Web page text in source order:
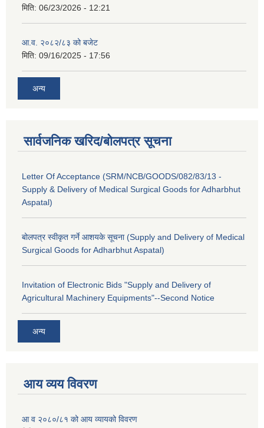
मिति: 06/23/2026 - 12:21
आ.व. २०८२/८३ को बजेट
मिति: 09/16/2025 - 17:56
अन्य
सार्वजनिक खरिद/बोलपत्र सूचना
Letter Of Acceptance (SRM/NCB/GOODS/082/83/13 -
Supply & Delivery of Medical Surgical Goods for Adharbhut
Aspatal)
बोलपत्र स्वीकृत गर्ने आशयके सूचना (Supply and Delivery of Medical
Surgical Goods for Adharbhut Aspatal)
Invitation of Electronic Bids "Supply and Delivery of
Agricultural Machinery Equipments"--Second Notice
अन्य
आय व्यय विवरण
आ व २०८०/८१ को आय व्यायको विवरण